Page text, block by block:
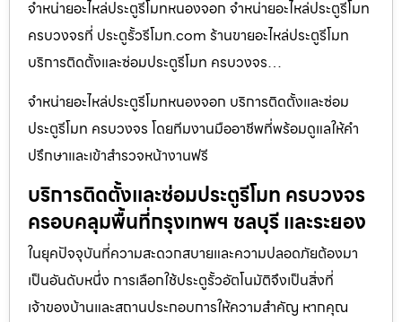
จำหน่ายอะไหล่ประตูรีโมทหนองจอก จำหน่ายอะไหล่ประตูรีโมท
ครบวงจรที่ ประตูรั้วรีโมท.com ร้านขายอะไหล่ประตูรีโมท
บริการติดตั้งและซ่อมประตูรีโมท ครบวงจร…
จำหน่ายอะไหล่ประตูรีโมทหนองจอก บริการติดตั้งและซ่อม
ประตูรีโมท ครบวงจร โดยทีมงานมืออาชีพที่พร้อมดูแลให้คำ
ปรึกษาและเข้าสำรวจหน้างานฟรี
บริการติดตั้งและซ่อมประตูรีโมท ครบวงจร
ครอบคลุมพื้นที่กรุงเทพฯ ชลบุรี และระยอง
ในยุคปัจจุบันที่ความสะดวกสบายและความปลอดภัยต้องมา
เป็นอันดับหนึ่ง การเลือกใช้ประตูรั้วอัตโนมัติจึงเป็นสิ่งที่
เจ้าของบ้านและสถานประกอบการให้ความสำคัญ หากคุณ